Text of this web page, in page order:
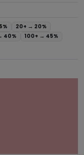
20+ → 20%
40% 100+ → 45%